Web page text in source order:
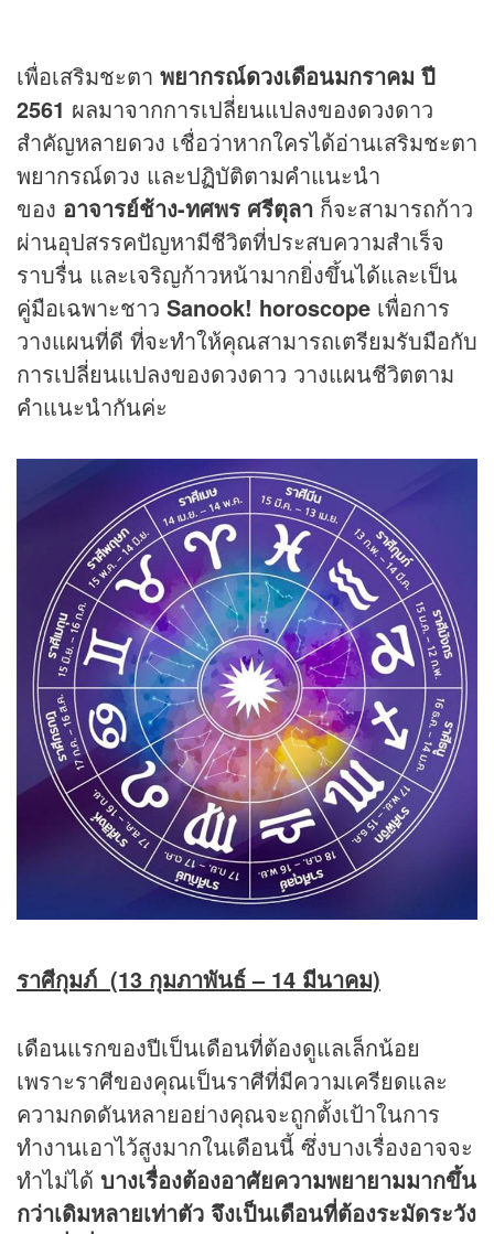
เพื่อเสริมชะตา พยากรณ์ดวงเดือนมกราคม ปี
2561 ผลมาจากการเปลี่ยนแปลงของดวงดาว
สำคัญหลายดวง เชื่อว่าหากใครได้อ่านเสริมชะตา
พยากรณ์ดวง และปฏิบัติตามคำแนะนำ
ของ อาจารย์ช้าง-ทศพร ศรีตุลา ก็จะสามารถก้าว
ผ่านอุปสรรคปัญหามีชีวิตที่ประสบความสำเร็จ
ราบรื่น และเจริญก้าวหน้ามากยิ่งขึ้นได้และเป็น
คู่มือเฉพาะชาว Sanook! horoscope เพื่อการ
วางแผนที่ดี ที่จะทำให้คุณสามารถเตรียมรับมือกับ
การเปลี่ยนแปลงของดวงดาว วางแผนชีวิตตาม
คำแนะนำกันค่ะ
ราศีกุมภ์ (13 กุมภาพันธ์ – 14 มีนาคม)
เดือนแรกของปีเป็นเดือนที่ต้องดูแลเล็กน้อย
เพราะราศีของคุณเป็นราศีที่มีความเครียดและ
ความกดดันหลายอย่างคุณจะถูกตั้งเป้าในการ
ทำงานเอาไว้สูงมากในเดือนนี้ ซึ่งบางเรื่องอาจจะ
ทำไม่ได้ บางเรื่องต้องอาศัยความพยายามมากขึ้น
กว่าเดิมหลายเท่าตัว จึงเป็นเดือนที่ต้องระมัดระวัง